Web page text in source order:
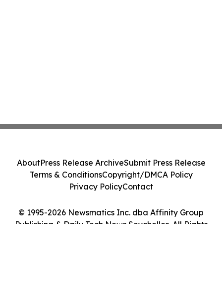
© 1995-2026 Newsmatics Inc. dba Affinity Group
Publishing & Daily Tech News Seychelles. All Rights
AboutPress Release ArchiveSubmit Press Release
Terms & ConditionsCopyright/DMCA Policy
Privacy PolicyContact